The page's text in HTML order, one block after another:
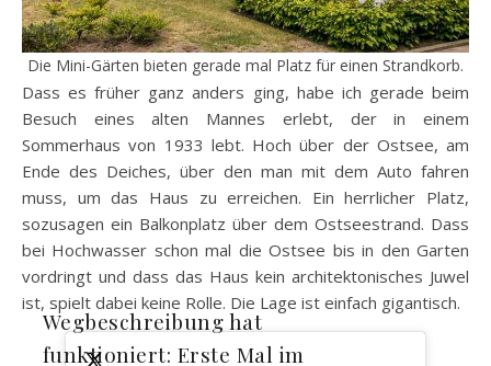
Die Mini-Gärten bieten gerade mal Platz für einen Strandkorb.
Dass es früher ganz anders ging, habe ich gerade beim
Besuch eines alten Mannes erlebt, der in einem
Sommerhaus von 1933 lebt. Hoch über der Ostsee, am
Ende des Deiches, über den man mit dem Auto fahren
muss, um das Haus zu erreichen. Ein herrlicher Platz,
sozusagen ein Balkonplatz über dem Ostseestrand. Dass
bei Hochwasser schon mal die Ostsee bis in den Garten
vordringt und dass das Haus kein architektonisches Juwel
ist, spielt dabei keine Rolle. Die Lage ist einfach gigantisch.
Wegbeschreibung hat
funktioniert: Erste Mal im